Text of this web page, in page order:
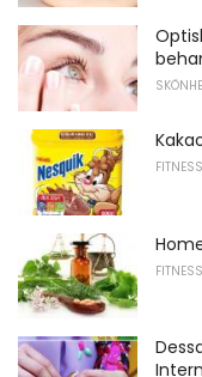
FITNESS
FITNESS